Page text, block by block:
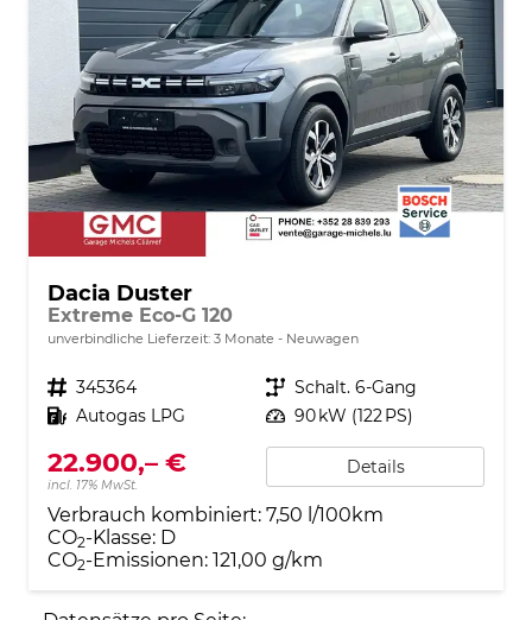
Dacia Duster
Extreme Eco-G 120
unverbindliche Lieferzeit: 3 Monate Neuwagen
Fahrzeugnr. 345364 Getriebe Schalt. 6-Gang
Kraftstoff Autogas LPG Leistung 90 kW (122 PS)
22.900,– €
incl. 17% MwSt.
Details
Verbrauch kombiniert: 7,50 l/100km
CO2-Klasse: D
CO2-Emissionen: 121,00 g/km